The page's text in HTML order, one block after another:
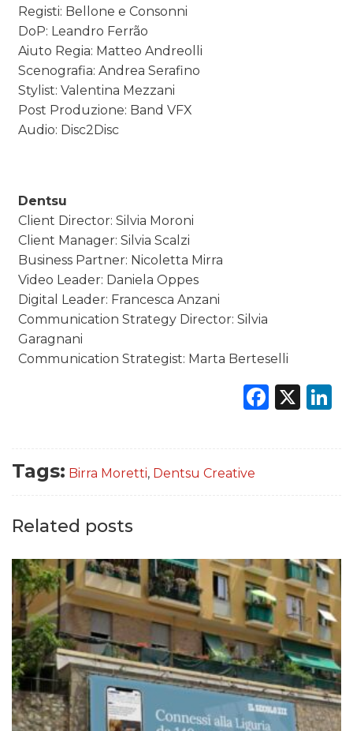
Registi: Bellone e Consonni
DoP: Leandro Ferrão
Aiuto Regia: Matteo Andreolli
Scenografia: Andrea Serafino
Stylist: Valentina Mezzani
Post Produzione: Band VFX
Audio: Disc2Disc
Dentsu
Client Director: Silvia Moroni
Client Manager: Silvia Scalzi
Business Partner: Nicoletta Mirra
Video Leader: Daniela Oppes
Digital Leader: Francesca Anzani
Communication Strategy Director: Silvia
Garagnani
Communication Strategist: Marta Berteselli
X
Tags: Birra Moretti, Dentsu Creative
Related posts